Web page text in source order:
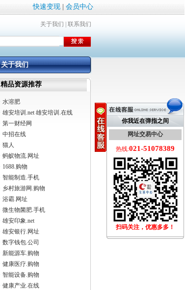
快速变现| 会员中心
你我近在弹指之间
网址交易中心
热线:021-51078389
扫码关注，优惠多多！
关于我们 联系我们
关于我们
精品资源推荐
水溶肥
雄安培训.net 雄安培训.在线
第一财经网
中招在线
猫人
蚂蚁物流.网址
1688.购物
智能制造.手机
乡村旅游网.购物
浴霸.网址
微生物菌肥.手机
雄安印象.net
雄安银行.网址
数字钱包.公司
新能源车.购物
健康医疗.购物
智能设备.购物
健康产业.在线